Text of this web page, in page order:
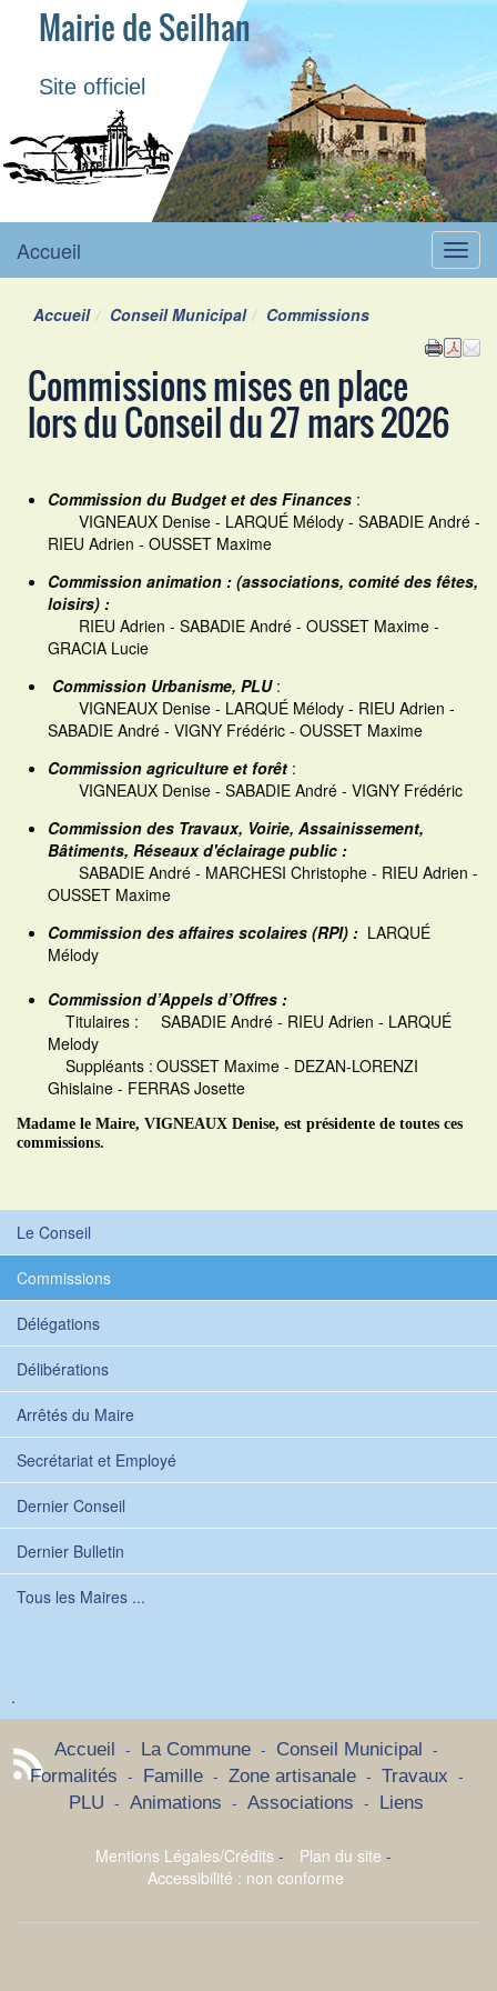
Mairie de Seilhan
Site officiel
Menu
Accueil
Accueil Conseil Municipal Commissions
Commissions mises en place
lors du Conseil du 27 mars 2026
Commission du Budget et des Finances :
VIGNEAUX Denise - LARQUÉ Mélody - SABADIE André -
RIEU Adrien - OUSSET Maxime
Commission animation : (associations, comité des fêtes,
loisirs) :
RIEU Adrien - SABADIE André - OUSSET Maxime -
GRACIA Lucie
Commission Urbanisme, PLU:
VIGNEAUX Denise - LARQUÉ Mélody - RIEU Adrien -
SABADIE André - VIGNY Frédéric - OUSSET Maxime
Commission agriculture et forêt :
VIGNEAUX Denise - SABADIE André - VIGNY Frédéric
Commission des Travaux, Voirie, Assainissement,
Bâtiments, Réseaux d'éclairage public :
SABADIE André - MARCHESI Christophe - RIEU Adrien -
OUSSET Maxime
Commission des affaires scolaires (RPI) : LARQUÉ
Mélody
Commission d’Appels d’Offres :
Titulaires : SABADIE André - RIEU Adrien - LARQUÉ
Melody
Suppléants : OUSSET Maxime - DEZAN-LORENZI
Ghislaine - FERRAS Josette
Madame le Maire, VIGNEAUX Denise, est présidente de toutes ces
commissions.
Le Conseil
Commissions
Délégations
Délibérations
Arrêtés du Maire
Secrétariat et Employé
Dernier Conseil
Dernier Bulletin
Tous les Maires ...
.
Accueil - La Commune - Conseil Municipal -
Formalités - Famille - Zone artisanale - Travaux -
PLU - Animations - Associations - Liens
Mentions Légales/Crédits - Plan du site -
Accessibilité : non conforme